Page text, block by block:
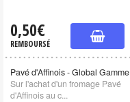
0,50€
REMBOURSÉ
Pavé d'Affinois - Global Gamme
Sur l'achat d'un fromage Pavé
d'Affinois au c...